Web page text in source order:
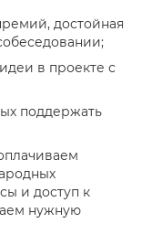
достойная
в проекте с
поддержать
и доступ к
нужную